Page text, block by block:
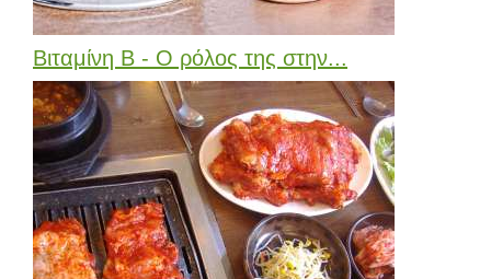
Βιταμίνη Β - Ο ρόλος της στην...